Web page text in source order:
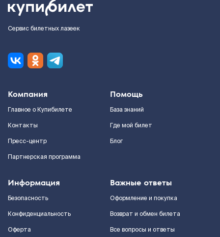
Сервис билетных лазеек
Компания
Главное о Купибилете
Контакты
Пресс-центр
Партнерская программа
Помощь
База знаний
Где мой билет
Блог
Информация
Безопасность
Конфиденциальность
Оферта
Важные ответы
Оформление и покупка
Возврат и обмен билета
Все вопросы и ответы